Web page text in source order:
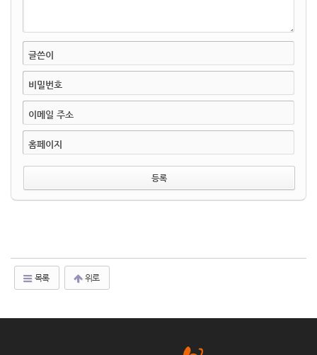
글쓴이
비밀번호
이메일 주소
홈페이지
목록 위로